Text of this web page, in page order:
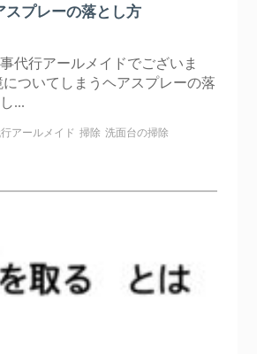
スプレーの落とし方
代行アールメイドでございま
ついてしまうヘアスプレーの落
...
アールメイド 掃除 洗面台の掃除